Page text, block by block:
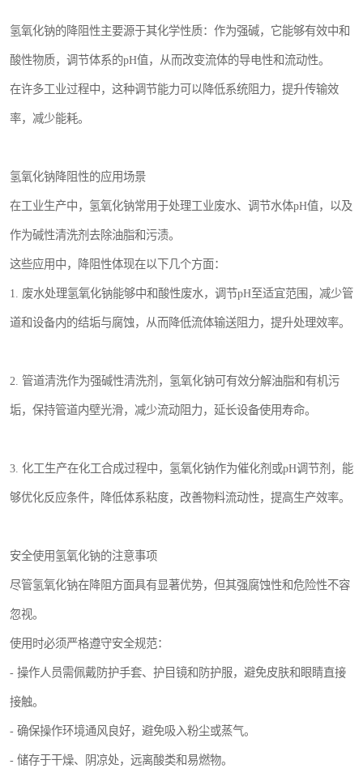
氢氧化钠的降阻性主要源于其化学性质：作为强碱，它能够有效中和
酸性物质，调节体系的pH值，从而改变流体的导电性和流动性。
在许多工业过程中，这种调节能力可以降低系统阻力，提升传输效
率，减少能耗。
氢氧化钠降阻性的应用场景
在工业生产中，氢氧化钠常用于处理工业废水、调节水体pH值，以及
作为碱性清洗剂去除油脂和污渍。
这些应用中，降阻性体现在以下几个方面：
1. 废水处理氢氧化钠能够中和酸性废水，调节pH至适宜范围，减少管
道和设备内的结垢与腐蚀，从而降低流体输送阻力，提升处理效率。
2. 管道清洗作为强碱性清洗剂，氢氧化钠可有效分解油脂和有机污
垢，保持管道内壁光滑，减少流动阻力，延长设备使用寿命。
3. 化工生产在化工合成过程中，氢氧化钠作为催化剂或pH调节剂，能
够优化反应条件，降低体系粘度，改善物料流动性，提高生产效率。
安全使用氢氧化钠的注意事项
尽管氢氧化钠在降阻方面具有显著优势，但其强腐蚀性和危险性不容
忽视。
使用时必须严格遵守安全规范：
- 操作人员需佩戴防护手套、护目镜和防护服，避免皮肤和眼睛直接
接触。
- 确保操作环境通风良好，避免吸入粉尘或蒸气。
- 储存于干燥、阴凉处，远离酸类和易燃物。